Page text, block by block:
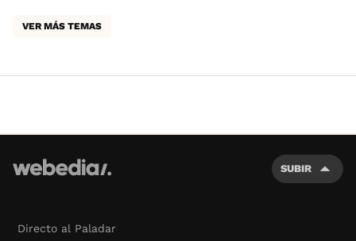
VER MÁS TEMAS
SUBIR
Directo al Paladar